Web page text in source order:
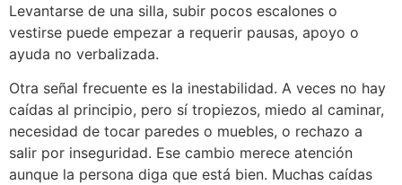
Levantarse de una silla, subir pocos escalones o
vestirse puede empezar a requerir pausas, apoyo o
ayuda no verbalizada.
Otra señal frecuente es la inestabilidad. A veces no hay
caídas al principio, pero sí tropiezos, miedo al caminar,
necesidad de tocar paredes o muebles, o rechazo a
salir por inseguridad. Ese cambio merece atención
aunque la persona diga que está bien. Muchas caídas